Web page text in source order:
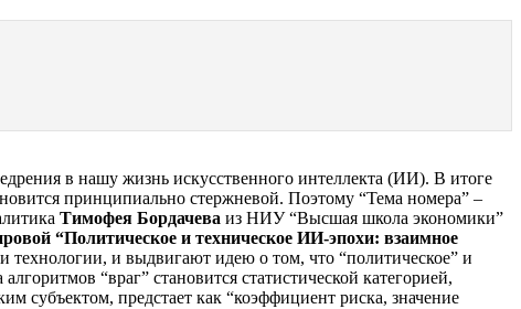
в нашу жизнь искусственного интеллекта (ИИ). В итоге
принципиально стержневой. Поэтому “Тема номера” –
Тимофея Бордачева из НИУ “Высшая школа экономики”
“Политическое и техническое ИИ-эпохи: взаимное
технологии, и выдвигают идею о том, что “политическое” и
“враг” становится статистической категорией,
субъектом, предстает как “коэффициент риска, значение